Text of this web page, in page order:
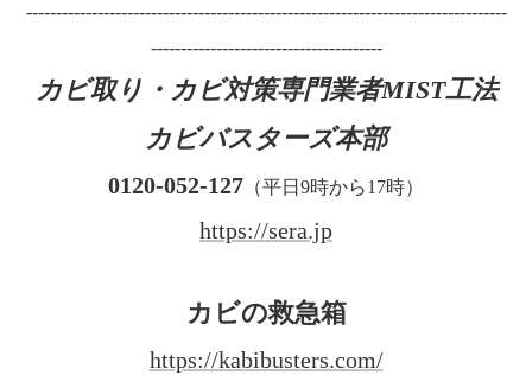
---------------------------------------------------------------------------------
---------------------------------------
カビ取り・カビ対策専門業者MIST工法
カビバスターズ本部
0120-052-127 （平日9時から17時）
https://sera.jp
カビの救急箱
https://kabibusters.com/